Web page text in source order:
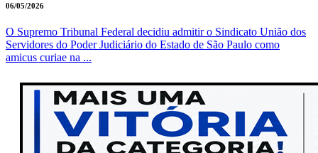
06/05/2026
O Supremo Tribunal Federal decidiu admitir o Sindicato União dos
Servidores do Poder Judiciário do Estado de São Paulo como
amicus curiae na ...